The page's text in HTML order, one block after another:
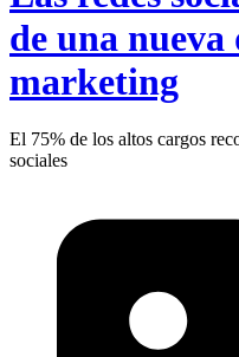
de una
marketing
El 75% de los altos cargos
sociales